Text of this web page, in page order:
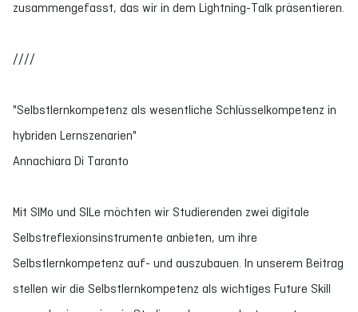
zusammengefasst, das wir in dem Lightning-Talk präsentieren.
////
"Selbstlernkompetenz als wesentliche Schlüsselkompetenz in
hybriden Lernszenarien"
Annachiara Di Taranto
Mit SIMo und SILe möchten wir Studierenden zwei digitale
Selbstreflexionsinstrumente anbieten, um ihre
Selbstlernkompetenz auf- und auszubauen. In unserem Beitrag
stellen wir die Selbstlernkompetenz als wichtiges Future Skill